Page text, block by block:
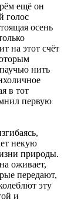
ещё он
голос
осень
на этот счёт
нить
в тот
первую
некую
природы.
оживает,
передают,
эту
и